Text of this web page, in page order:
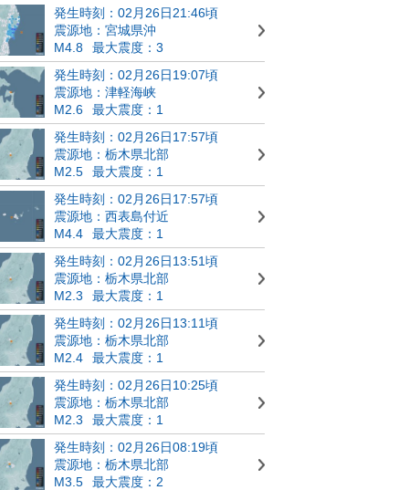
発生時刻：02月26日21:46頃
震源地：宮城県沖
M4.8
最大震度：3
発生時刻：02月26日19:07頃
震源地：津軽海峡
M2.6
最大震度：1
発生時刻：02月26日17:57頃
震源地：栃木県北部
M2.5
最大震度：1
発生時刻：02月26日17:57頃
震源地：西表島付近
M4.4
最大震度：1
発生時刻：02月26日13:51頃
震源地：栃木県北部
M2.3
最大震度：1
発生時刻：02月26日13:11頃
震源地：栃木県北部
M2.4
最大震度：1
発生時刻：02月26日10:25頃
震源地：栃木県北部
M2.3
最大震度：1
発生時刻：02月26日08:19頃
震源地：栃木県北部
M3.5
最大震度：2